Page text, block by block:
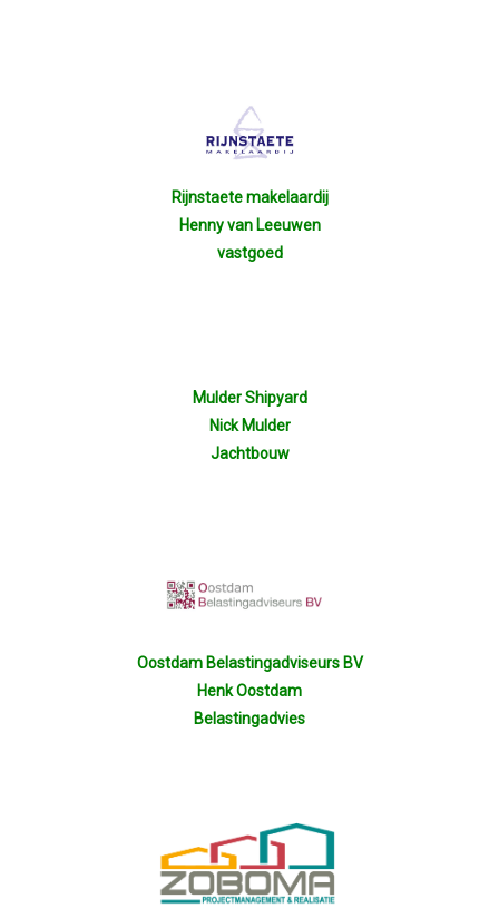
Rijnstaete makelaardij
Henny van Leeuwen
vastgoed
Mulder Shipyard
Nick Mulder
Jachtbouw
Oostdam Belastingadviseurs BV
Henk Oostdam
Belastingadvies